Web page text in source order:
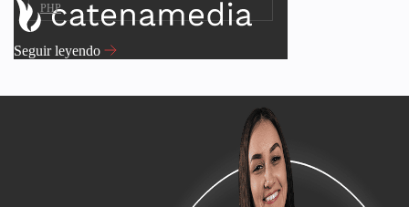
PHP
Seguir leyendo